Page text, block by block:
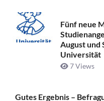
Fünf neue
August und
Universität
7 Views
Gutes Ergebnis –